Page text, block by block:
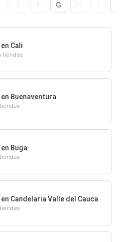
G
Cali
tiendas
Buenaventura
Buga
Candelaria Valle del Cauca